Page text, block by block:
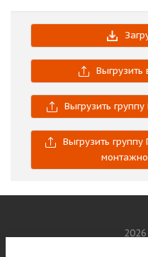
Выгрузить
Выгрузить
Выгрузить